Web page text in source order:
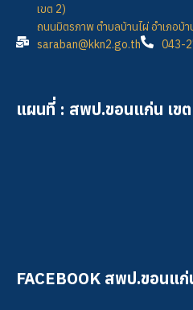
เขต 2)
ถนนมิตรภาพ ตำบลบ้านไผ่ อำเภอบ้
saraban@kkn2.go.th
043-
แผนที่ : สพป.ขอนแก่น เข
FACEBOOK สพป.ขอนแก่